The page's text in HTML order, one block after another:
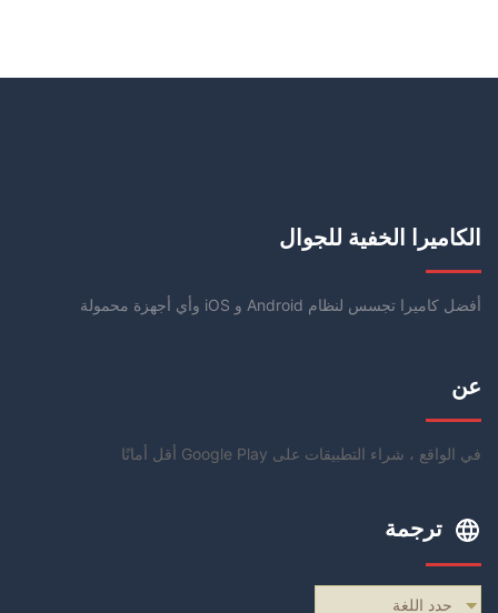
الكاميرا الخفية للجوال
أفضل كاميرا تجسس لنظام Android و iOS وأي أجهزة محمولة
عن
في الواقع ، شراء التطبيقات على Google Play أقل أمانًا
ترجمة
حدد اللغة